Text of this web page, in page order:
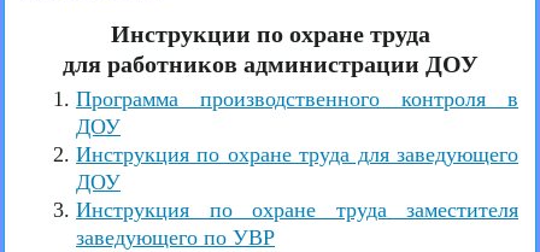
Инструкции по охране труда
для работников администрации ДОУ
Программа производственного контроля в
ДОУ
Инструкция по охране труда для заведующего
ДОУ
Инструкция по охране труда заместителя
заведующего по УВР